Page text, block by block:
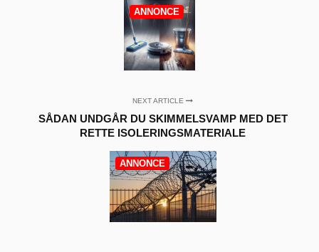
ANNONCE
NEXT ARTICLE
SÅDAN UNDGÅR DU SKIMMELSVAMP MED DET
RETTE ISOLERINGSMATERIALE
ANNONCE